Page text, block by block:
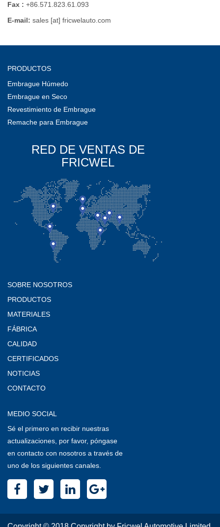
Fax : +86.571.823.61.093
E-mail: sales [at] fricwelauto.com
PRODUCTOS
Embrague Húmedo
Embrague en Seco
Revestimiento de Embrague
Remache para Embrague
RED DE VENTAS DE
FRICWEL
SOBRE NOSOTROS
PRODUCTOS
MATERIALES
FÁBRICA
CALIDAD
CERTIFICADOS
NOTICIAS
CONTACTO
MEDIO SOCIAL
Sé el primero en recibir nuestras
actualizaciones, por favor, póngase
en contacto con nosotros a través de
uno de los siguientes canales.